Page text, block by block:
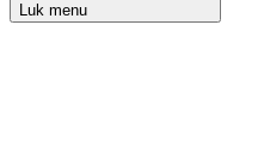
Luk menu